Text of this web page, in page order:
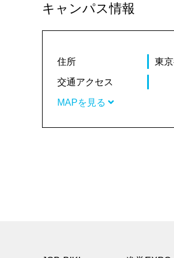
キャンパス情報
住所 東
交通アクセス
MAPを見る